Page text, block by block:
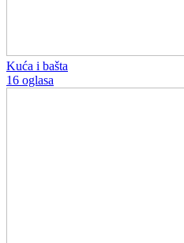
Kuća i bašta
16 oglasa